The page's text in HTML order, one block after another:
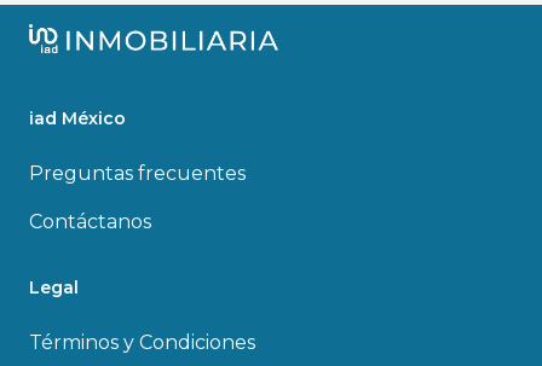
iad México
Preguntas frecuentes
Contáctanos
Legal
Términos y Condiciones